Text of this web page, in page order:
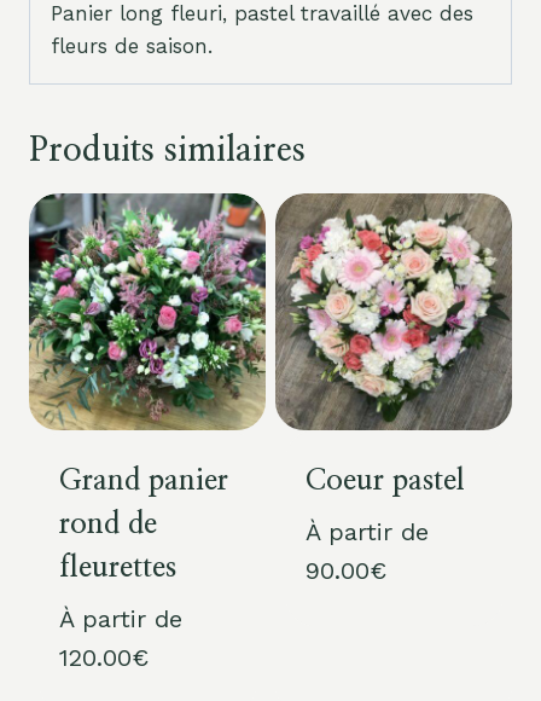
Panier long fleuri, pastel travaillé avec des
fleurs de saison.
Produits similaires
Grand panier
rond de
fleurettes
À partir de
120.00€
Coeur pastel
À partir de
90.00€